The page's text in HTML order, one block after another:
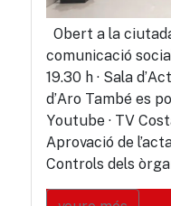
Obert a la
comunicació
19.30 h · Sala
d’Aro També es
Youtube · TV
Aprovació de
Controls dels